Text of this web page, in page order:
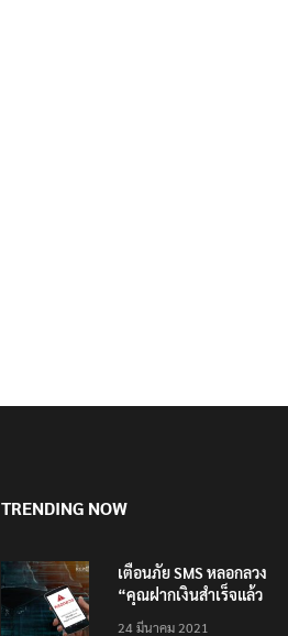
TRENDING NOW
เตือนภัย SMS หลอกลวง
“คุณฝากเงินสำเร็จแล้ว
200,000 บาท”
24 มีนาคม 2021